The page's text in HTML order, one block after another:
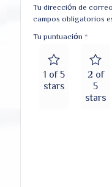
Tu dirección de
campos obligatorios
Tu puntuación *
1 of 5
stars
2 of
5
stars